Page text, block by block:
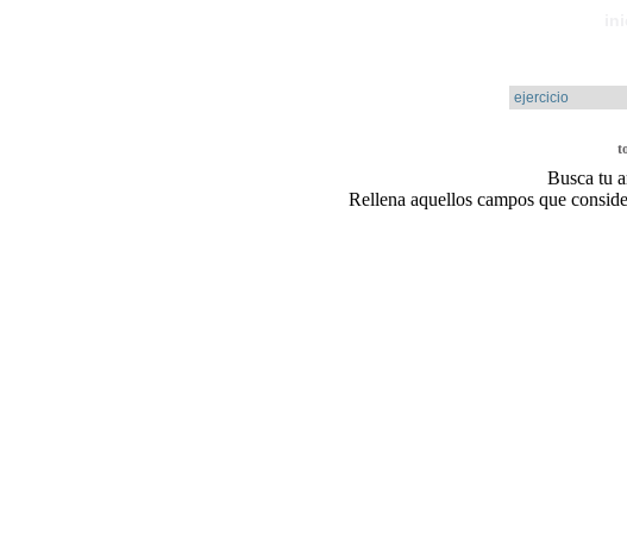
Busca tu
Rellena aquellos campos que